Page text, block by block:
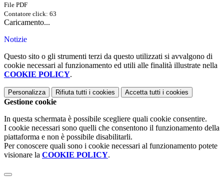
File PDF
Contatore click: 63
Caricamento...
Notizie
Questo sito o gli strumenti terzi da questo utilizzati si avvalgono di
cookie necessari al funzionamento ed utili alle finalità illustrate nella
COOKIE POLICY.
Personalizza Rifiuta tutti i cookies Accetta tutti i cookies
Gestione cookie
In questa schermata è possibile scegliere quali cookie consentire.
I cookie necessari sono quelli che consentono il funzionamento della
piattaforma e non è possibile disabilitarli.
Per conoscere quali sono i cookie necessari al funzionamento potete
visionare la COOKIE POLICY.